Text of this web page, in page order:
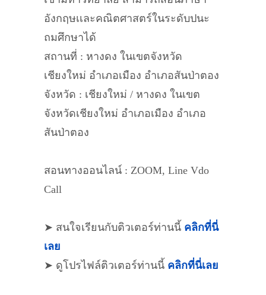
อังกฤษเเละคณิตศาสตร์ในระดับปนะ
ถมศึกษาได้
สถานที่ : หางดง ในเขตจังหวัด
เชียงใหม่ อำเภอเมือง อำเภอสันป่าตอง
จังหวัด : เชียงใหม่ / หางดง ในเขต
จังหวัดเชียงใหม่ อำเภอเมือง อำเภอ
สันป่าตอง
สอนทางออนไลน์ : ZOOM, Line Vdo
Call
➤ สนใจเรียนกับติวเตอร์ท่านนี้ คลิกที่นี่
เลย
➤ ดูโปรไฟล์ติวเตอร์ท่านนี้ คลิกที่นี่เลย